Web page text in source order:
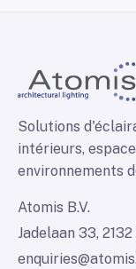
Solutions
intérieurs,
environnements
Atomis B.V.
Jadelaan 33,